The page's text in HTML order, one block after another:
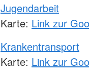
Jugendarbeit
Karte: Link zur
Krankentransport
Karte: Link zur